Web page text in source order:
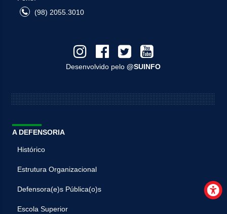
(98) 2055.3010
Desenvolvido pelo@SUINFO
A DEFENSORIA
Histórico
Estrutura Organizacional
Defensora(e)s Pública(o)s
Escola Superior